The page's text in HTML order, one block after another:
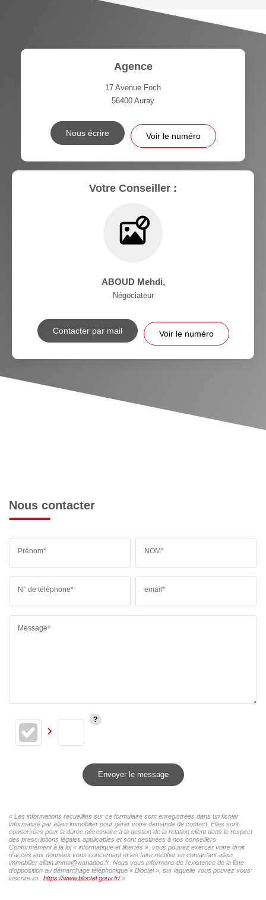
Agence
17 Avenue Foch
56400 Auray
Nous écrire Voir le numéro
Votre Conseiller :
ABOUD Mehdi,
Négociateur
Contacter par mail Voir le numéro
Nous contacter
Prénom* NOM*
N° de téléphone* email*
Message*
Envoyer le message
« Les informations recueillies sur ce formulaire sont enregistrées dans un fichier
informatisé par allain immobilier pour gérer votre demande de contact. Elles sont
conservées pour la durée nécessaire à la gestion de la relation client dans le respect
des prescriptions légales applicables et sont destinées à nos conseillers
Conformément à la loi « informatique et libertés », vous pouvez exercer votre droit
d'accès aux données vous concernant et les faire rectifier en contactant allain
immobilier allain.immo@wanadoo.fr. Nous vous informons de l'existence de la liste
d'opposition au démarchage téléphonique « Bloctel », sur laquelle vous pouvez vous
inscrire ici : https://www.bloctel.gouv.fr/»